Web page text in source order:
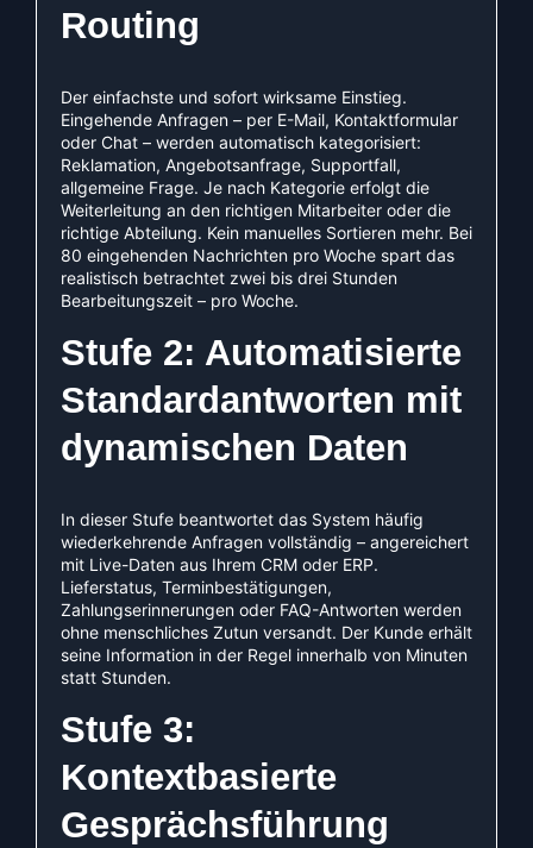
Routing
Der einfachste und sofort wirksame Einstieg.
Eingehende Anfragen – per E-Mail, Kontaktformular
oder Chat – werden automatisch kategorisiert:
Reklamation, Angebotsanfrage, Supportfall,
allgemeine Frage. Je nach Kategorie erfolgt die
Weiterleitung an den richtigen Mitarbeiter oder die
richtige Abteilung. Kein manuelles Sortieren mehr. Bei
80 eingehenden Nachrichten pro Woche spart das
realistisch betrachtet zwei bis drei Stunden
Bearbeitungszeit – pro Woche.
Stufe 2: Automatisierte
Standardantworten mit
dynamischen Daten
In dieser Stufe beantwortet das System häufig
wiederkehrende Anfragen vollständig – angereichert
mit Live-Daten aus Ihrem CRM oder ERP.
Lieferstatus, Terminbestätigungen,
Zahlungserinnerungen oder FAQ-Antworten werden
ohne menschliches Zutun versandt. Der Kunde erhält
seine Information in der Regel innerhalb von Minuten
statt Stunden.
Stufe 3:
Kontextbasierte
Gesprächsführung